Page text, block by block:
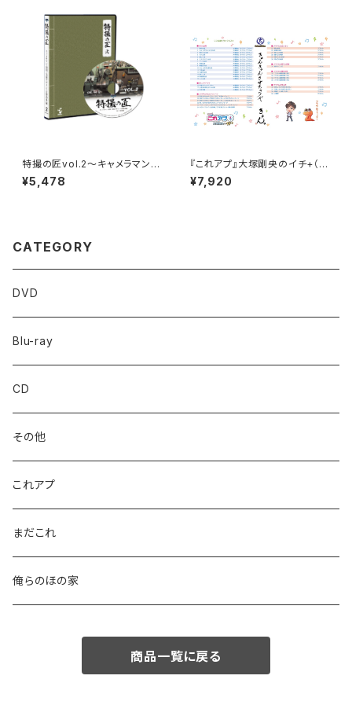
特撮の匠vol.2～キャメラマン・
照明・美術デザイン・音響効果
編～
¥5,478
『これアプ』大塚剛央のイチ+（ぷ
らす）ディレクターズカット 太
まるDX版 Vol.2
¥7,920
CATEGORY
DVD
Blu-ray
CD
その他
これアプ
まだこれ
俺らのほの家
商品一覧に戻る